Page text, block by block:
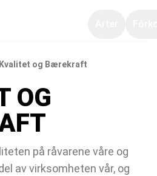
Kvalitet og Bærekraft
OG
på råvarene våre og
av virksomheten vår, og